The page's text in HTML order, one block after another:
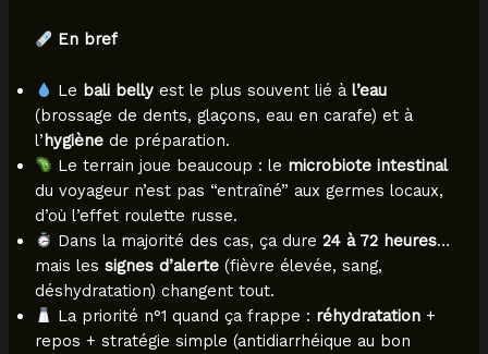
En bref
Le bali belly est le plus souvent lié àl’eau
(brossage de dents, glaçons, eau en carafe) et à
l’hygiènede préparation.
Le terrain joue beaucoup : le microbiote intestinal
du voyageur n’est pas “entraîné” aux germes locaux,
d’où l’effet roulette russe.
Dans la majorité des cas, ça dure24 à 72 heures…
mais les signes d’alerte(fièvre élevée, sang,
déshydratation) changent tout.
La priorité n°1 quand ça frappe : réhydratation +
repos + stratégie simple (antidiarrhéique au bon